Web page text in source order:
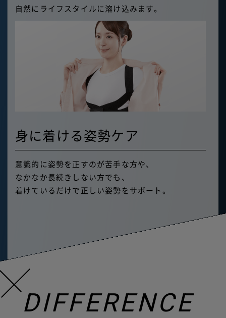
自然にライフスタイルに溶け込みます。
身に着ける姿勢ケア
意識的に姿勢を正すのが苦手な方や、
なかなか長続きしない方でも、
着けているだけで正しい姿勢をサポート。
DIFFERENCE